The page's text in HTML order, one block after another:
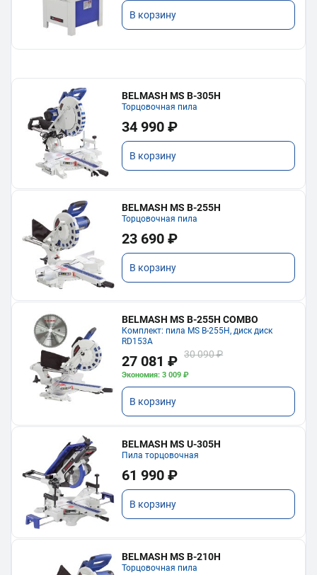
В корзину
BELMASH MS B-305H
Торцовочная пила
34 990 ₽
В корзину
BELMASH MS B-255H
Торцовочная пила
23 690 ₽
В корзину
BELMASH MS B-255H COMBO
Комплект: пила MS B-255H, диск диск
RD153A
27 081 ₽ 30 090 ₽
Экономия: 3 009 ₽
В корзину
BELMASH MS U-305H
Пила торцовочная
61 990 ₽
В корзину
BELMASH MS B-210H
Торцовочная пила